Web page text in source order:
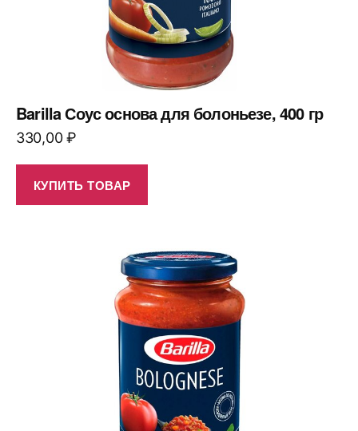
Barilla Соус основа для болоньезе, 400 гр
330,00₽
КУПИТЬ ТОВАР